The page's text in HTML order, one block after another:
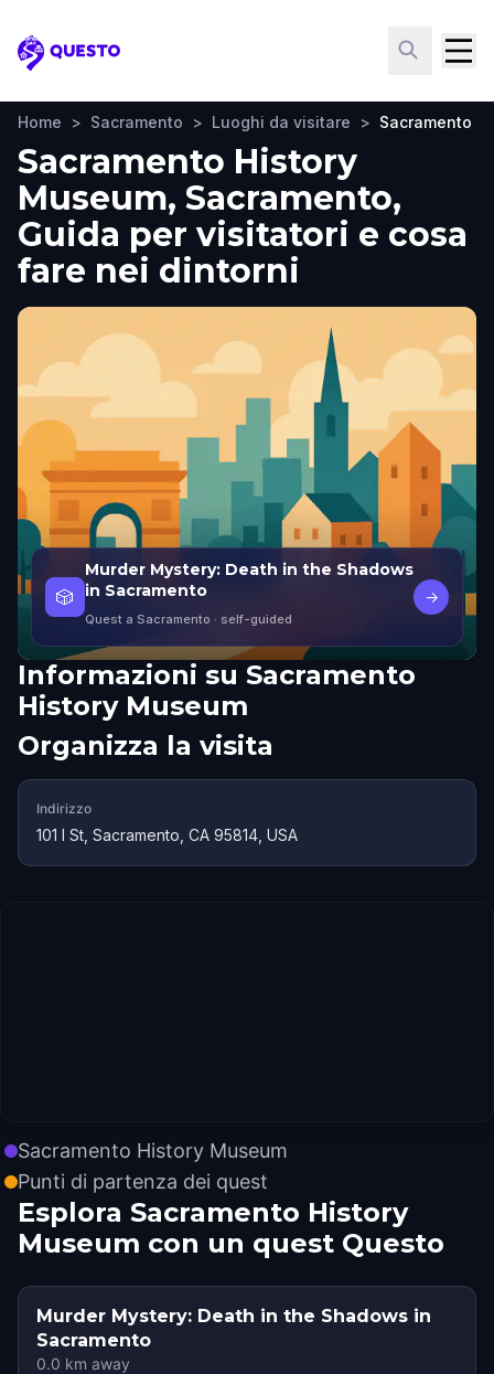
Questo
Home > Sacramento > Luoghi da visitare > Sacramento
Sacramento History
Museum, Sacramento,
Guida per visitatori e cosa
fare nei dintorni
🎲
Murder Mystery: Death in the Shadows
in Sacramento
Quest a Sacramento · self-guided
→
Informazioni su Sacramento
History Museum
Organizza la visita
Indirizzo
101 I St, Sacramento, CA 95814, USA
Sacramento History Museum
Punti di partenza dei quest
Esplora Sacramento History
Museum con un quest Questo
Murder Mystery: Death in the Shadows in
Sacramento
0.0 km away